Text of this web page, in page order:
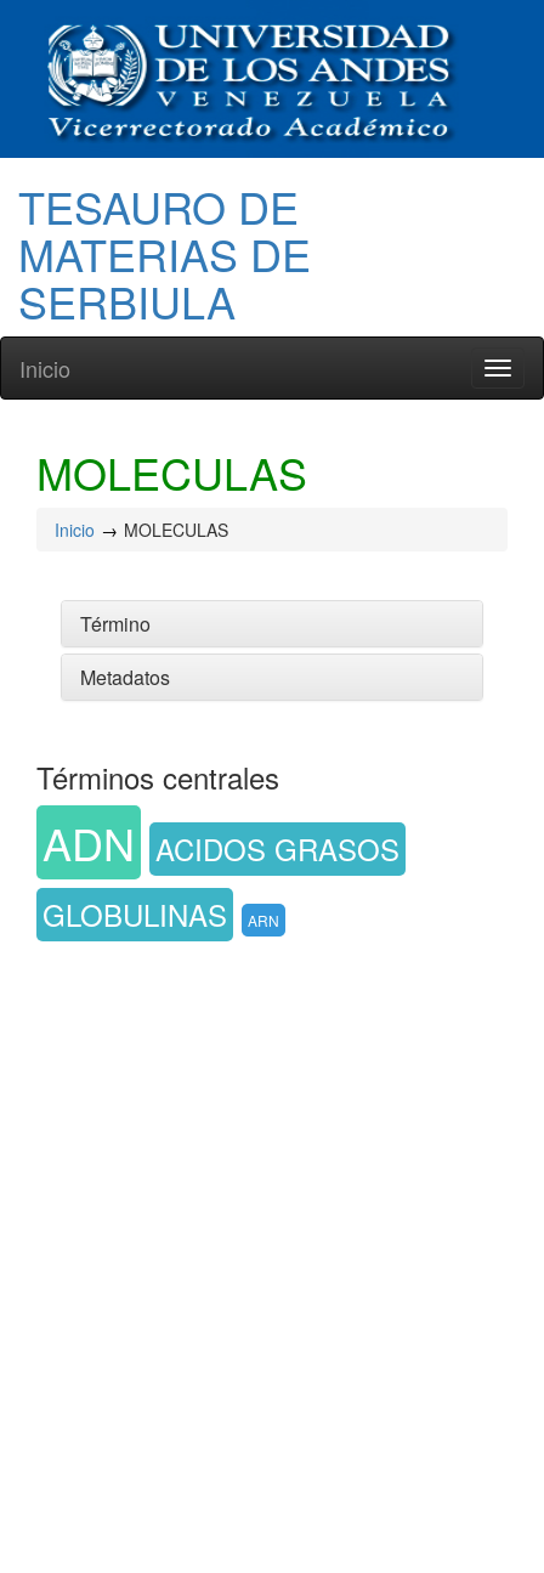
TESAURO DE
MATERIAS DE
SERBIULA
Inicio
MOLECULAS
Inicio MOLECULAS
Término
Metadatos
Términos centrales
ADN ACIDOS GRASOS
GLOBULINAS
ARN